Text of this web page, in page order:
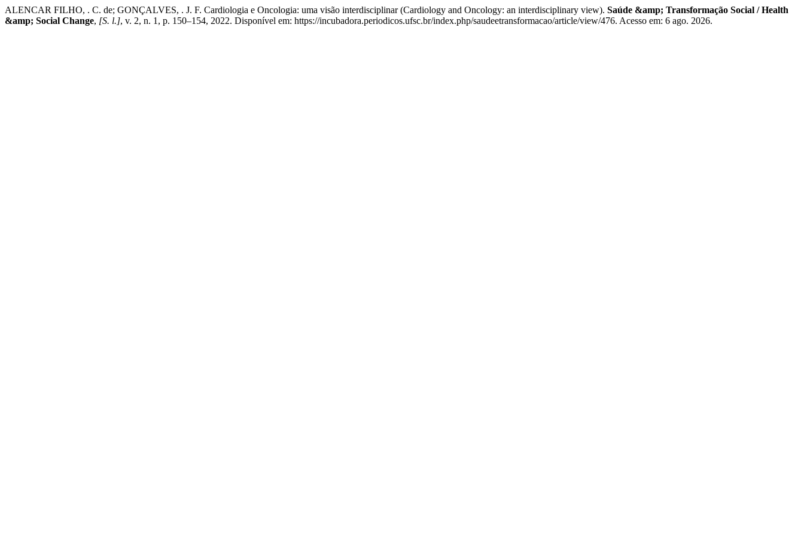
ALENCAR FILHO, . C. de; GONÇALVES, . J. F. Cardiologia e Oncologia: uma visão interdisciplinar (Cardiology and Oncology: an interdisciplinary view). Saúde &amp; Transformação Social / Health
&amp; Social Change, [S. l.], v. 2, n. 1, p. 150–154, 2022. Disponível em: https://incubadora.periodicos.ufsc.br/index.php/saudeetransformacao/article/view/476. Acesso em: 6 ago. 2026.